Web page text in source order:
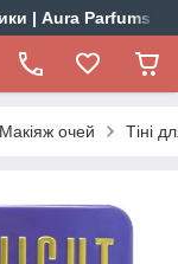
| Aura Parfums
Макіяж очей Тіні